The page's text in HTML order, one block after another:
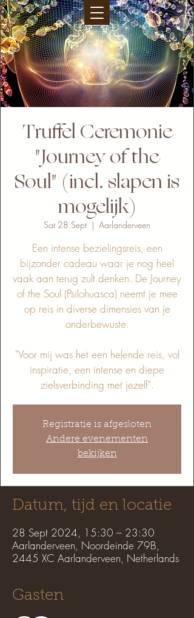
Truffel Ceremonie
"Journey of the
Soul" (incl. slapen is
mogelijk)
Sat 28 Sept
  |
Aarlanderveen
Een intense bezielingsreis, een
bijzonder cadeau waar je nog heel
vaak aan terug zult denken. De Journey
of the Soul (Psilohuasca) neemt je mee
op reis in diverse dimensies van je
onderbewuste.
"Voor mij was het een helende reis, vol
inspiratie, een intense en diepe
Registratie is afgesloten
Andere evenementen
bekijken
Datum, tijd en locatie
28 Sept 2024, 15:30 – 23:30
Aarlanderveen, Noordeinde 79B,
2445 XC Aarlanderveen, Netherlands
Gasten